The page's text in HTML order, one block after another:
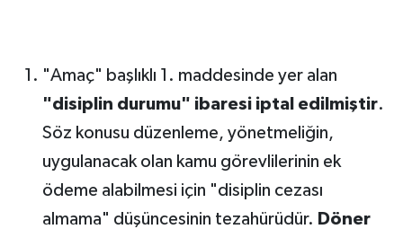
"Amaç" başlıklı 1. maddesinde yer alan
"disiplin durumu" ibaresi iptal edilmiştir.
Söz konusu düzenleme, yönetmeliğin,
uygulanacak olan kamu görevlilerinin ek
ödeme alabilmesi için "disiplin cezası
almama" düşüncesinin tezahürüdür. Döner